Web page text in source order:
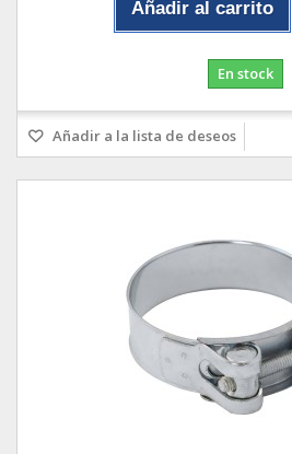
Añadir al carrito
En stock
Añadir a la lista de deseos